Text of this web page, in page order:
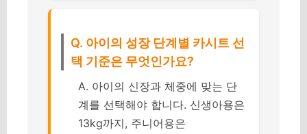
Q. 아이의 성장 단계별 카시트 선
택 기준은 무엇인가요?
A. 아이의 신장과 체중에 맞는 단
계를 선택해야 합니다. 신생아용은
13kg까지, 주니어용은